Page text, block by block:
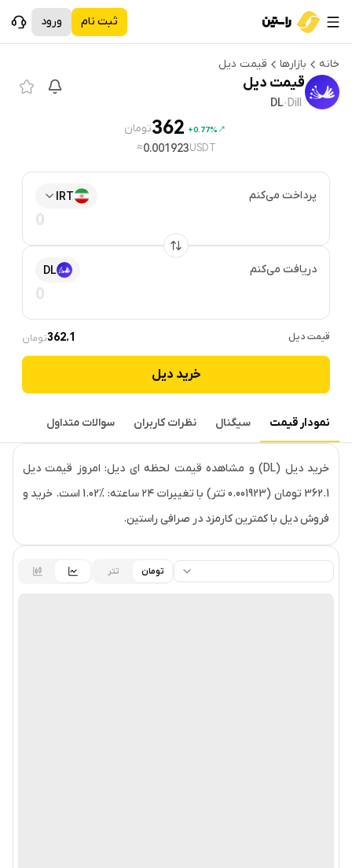
ثبت نام ورود
خانه بازارها قیمت دیل
قیمت دیل
Dill
·
DL
0.77%+
362تومان
USDT
0.001923
≈
پرداخت می‌کنم IRT
دریافت می‌کنم DL
قیمتدیل 362.1تومان
خرید دیل
نمودار قیمت سیگنال نظرات کاربران سوالات متداول
قیمت لحظه‌ایدیل
خرید دیل (DL) و مشاهده قیمت لحظه ای دیل: امروز قیمت دیل
362.1 تومان (0.001923 تتر) با تغییرات ۲۴ ساعته: ‎1.02% است. خرید و
فروش دیل با کمترین کارمزد در صرافی راستین.
تومان تتر